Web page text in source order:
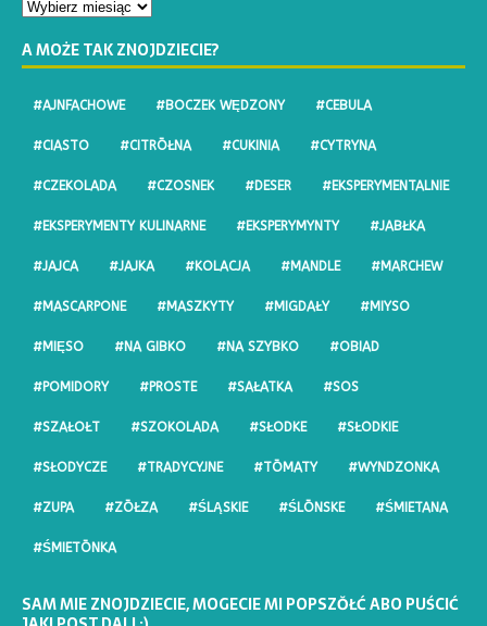
A MOŻE TAK ZNOJDZIECIE?
#AJNFACHOWE #BOCZEK WĘDZONY #CEBULA
#CIASTO #CITRŌŁNA #CUKINIA #CYTRYNA
#CZEKOLADA #CZOSNEK #DESER #EKSPERYMENTALNIE
#EKSPERYMENTY KULINARNE #EKSPERYMYNTY #JABŁKA
#JAJCA #JAJKA #KOLACJA #MANDLE #MARCHEW
#MASCARPONE #MASZKYTY #MIGDAŁY #MIYSO
#MIĘSO #NA GIBKO #NA SZYBKO #OBIAD
#POMIDORY #PROSTE #SAŁATKA #SOS
#SZAŁOŁT #SZOKOLADA #SŁODKE #SŁODKIE
#SŁODYCZE #TRADYCYJNE #TŌMATY #WYNDZONKA
#ZUPA #ZŌŁZA #ŚLĄSKIE #ŚLŌNSKE #ŚMIETANA
#ŚMIETŌNKA
SAM MIE ZNOJDZIECIE, MOGECIE MI POPSZŎŁĆ ABO PUŚCIĆ